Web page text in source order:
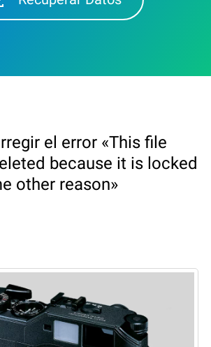
el error «This file
because it is locked
other reason»